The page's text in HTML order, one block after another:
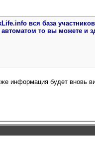
вся база
то вы можете и
информация будет вновь